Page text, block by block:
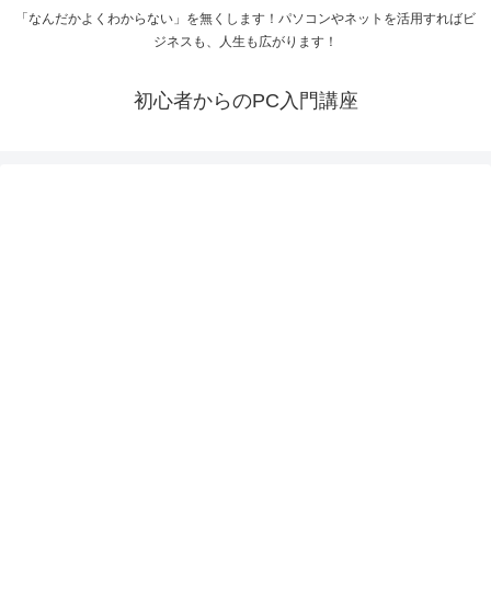
「なんだかよくわからない」を無くします！パソコンやネットを活用すればビ
ジネスも、人生も広がります！
初心者からのPC入門講座